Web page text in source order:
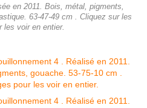
en 2011. Bois, métal, pigments,
63-47-49 cm . Cliquez sur les
les voir en entier.